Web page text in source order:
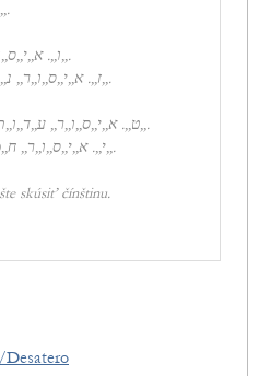
ו,,א,,י,,ס,,ו,,ר,, כ,,ל,, מ,,ל,,א,,כ,,ה,,.
ו,,. א,,י,,ס,,ו,,ר,, ר,,צ,,י,,ח,,ת,, ב,,ן,, א,,נ,,ו,,ש,,.
ז,,. א,,י,,ס,,ו,,ר,, נ,,י,,א,,ו,,ף,, ע,,ם,, א,,ש,,ת,, א,,י,,ש,,.
ט,,. א,,י,,ס,,ו,,ר,, ע,,ד,,ו,,ת,, ש,,ק,,ר,, ב,,ב,,י,,ת,, מ,,ש,,פ,,ט,,.
י,,. א,,י,,ס,,ו,,ר,, ח,,מ,,י,,ד,,ת,, ר,,כ,,ו,,ש,, ה,,ז,,ו,,ל,,ת,,.
skúsiť čínštinu.